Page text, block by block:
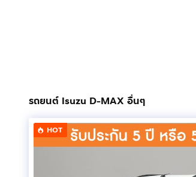
Commonrail Direct Injection พร้อม
นาที แรงบิดสูงสุด 450 นิวตันเมตร ที่
Fuel Type (ประเภทเชื้อเพลิง) : ดีเซล
Fuel System (ระบบเชื้อเพลิง) : ดีเซล
รถยนต์ Isuzu D-MAX อื่นๆ
HOT